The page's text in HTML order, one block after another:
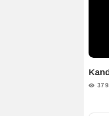
37